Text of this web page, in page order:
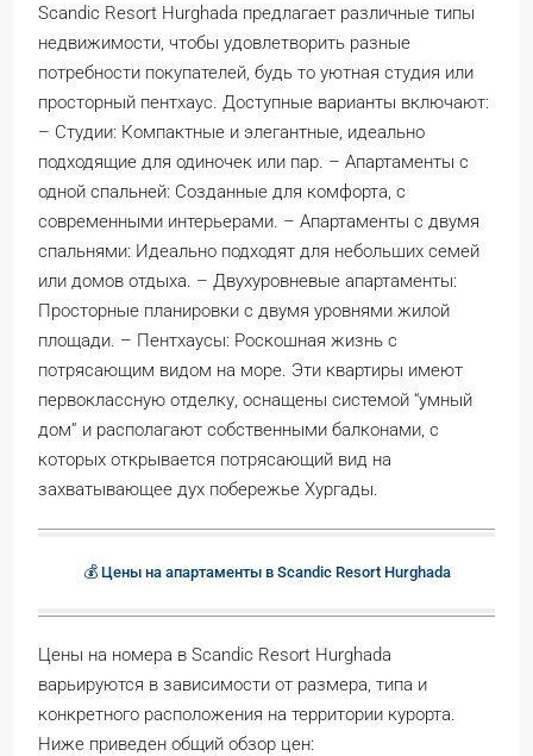
Scandic Resort Hurghada предлагает различные типы
недвижимости, чтобы удовлетворить разные
потребности покупателей, будь то уютная студия или
просторный пентхаус. Доступные варианты включают:
– Студии: Компактные и элегантные, идеально
подходящие для одиночек или пар. – Апартаменты с
одной спальней: Созданные для комфорта, с
современными интерьерами. – Апартаменты с двумя
спальнями: Идеально подходят для небольших семей
или домов отдыха. – Двухуровневые апартаменты:
Просторные планировки с двумя уровнями жилой
площади. – Пентхаусы: Роскошная жизнь с
потрясающим видом на море. Эти квартиры имеют
первоклассную отделку, оснащены системой “умный
дом” и располагают собственными балконами, с
которых открывается потрясающий вид на
захватывающее дух побережье Хургады.
💰 Цены на апартаменты в Scandic Resort Hurghada
Цены на номера в Scandic Resort Hurghada
варьируются в зависимости от размера, типа и
конкретного расположения на территории курорта.
Ниже приведен общий обзор цен: